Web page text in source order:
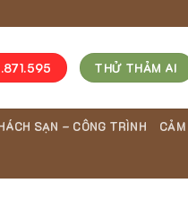
THỬ THẢM AI
SẠN – CÔNG TRÌNH